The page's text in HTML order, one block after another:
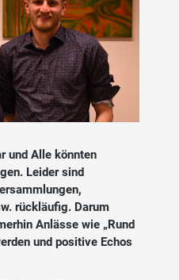
und Alle könnten
Leider sind
rückläufig. Darum
Anlässe wie „Rund
und positive Echos